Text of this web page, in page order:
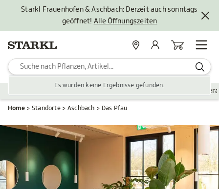
Starkl Frauenhofen & Aschbach: Derzeit auch sonntags
geöffnet! Alle Öffnungszeiten
Es wurden keine Ergebnisse gefunden.
StandorteMein KontoWarenkorb
Zubehör Gartengestaltung
Home Standorte Aschbach Das Pfau